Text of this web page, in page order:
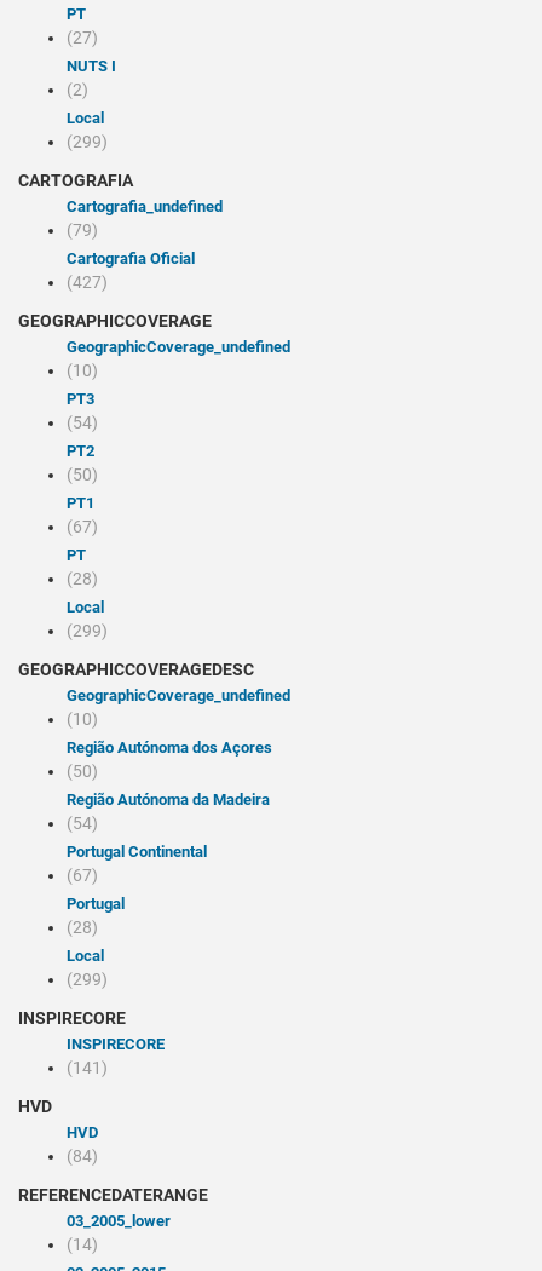
PT
(27)
NUTS I
(2)
Local
(299)
CARTOGRAFIA
cartografia_undefined
(79)
Cartografia Oficial
(427)
GEOGRAPHICCOVERAGE
geographicCoverage_undefined
(10)
PT3
(54)
PT2
(50)
PT1
(67)
PT
(28)
Local
(299)
GEOGRAPHICCOVERAGEDESC
geographicCoverage_undefined
(10)
Região Autónoma dos Açores
(50)
Região Autónoma da Madeira
(54)
Portugal Continental
(67)
Portugal
(28)
Local
(299)
INSPIRECORE
INSPIRECORE
(141)
HVD
HVD
(84)
REFERENCEDATERANGE
03_2005_lower
(14)